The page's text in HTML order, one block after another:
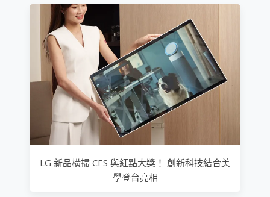
LG 新品橫掃 CES 與紅點大獎！ 創新科技結合美
學登台亮相